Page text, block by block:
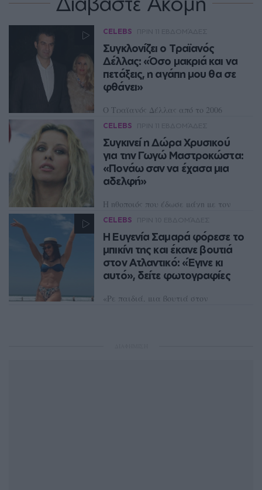
CELEBS
Συγκλονίζει ο Τραϊανός
Δέλλας: «Όσο μακριά και να
πετάξεις, η αγάπη μου θα σε
φθάνει»
Ο Τραϊανός Δέλλας από το 2006
Γωγώ Μαστροκώστα σαν φύλακας-
άγγελος
CELEBS
Συγκινεί η Δώρα Χρυσικού
για την Γωγώ Μαστροκώστα:
«Πονάω σαν να έχασα μια
αδελφή»
Η ηθοποιός που έδωσε μάχη με τον
μία μακροσκελή ανάρτηση για τον
θάνατο της Γωγώς Μαστροκώστα
CELEBS
Η Ευγενία Σαμαρά φόρεσε το
μπικίνι της και έκανε βουτιά
στον Ατλαντικό: «Έγινε κι
αυτό», δείτε φωτογραφίες
«Ρε παιδιά, μια βουτιά στον